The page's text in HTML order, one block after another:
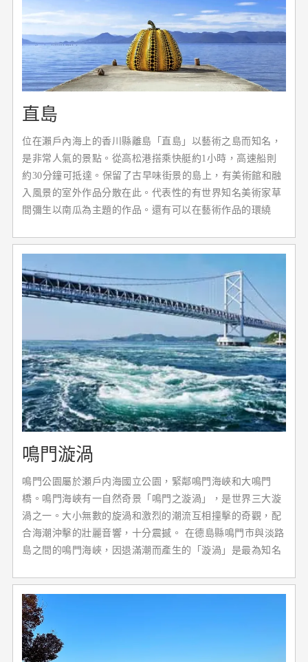
直島
位在瀨戶內海上的香川縣離島「直島」以藝術之島而知名，
是非常人氣的景點。從高松港搭乘快艇約1小時，高速船則
約30分鐘可抵達。保留了古早味街景的島上，有美術館和融
入風景的室外作品分散在此。代表性的有世界知名美術家草
間彌生以南瓜為主題的作品。還有可以在藝術作品的環繞
鳴門漩渦
鳴門公園屬於瀬戶内海國立公園，緊鄰鳴門海峽和大鳴門
橋。鳴門海峽有一自然奇景「鳴門之漩渦」，是世界三大漩
渦之一。大小無數的旋渦和激烈的潮流互相撞擊的奇觀，配
合海潮沖擊的壯麗音響，十分震撼。 在德島縣鳴門市與淡路
島之間的鳴門海峽，因退滿潮而產生的「漩渦」是最為知名